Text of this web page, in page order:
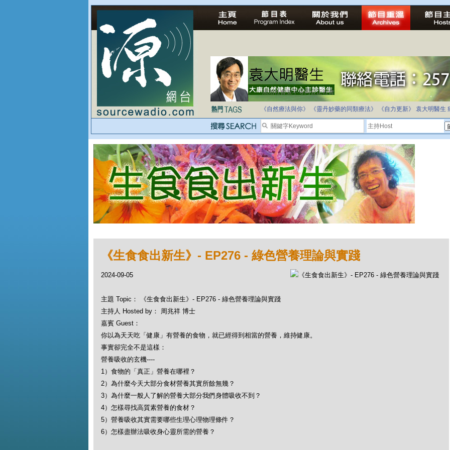
法治社會並不等同公正社會
自家教育合法化-推動多元化教育，全民學卷制
《自然療法與你》 《靈丹妙藥的同類療法》 《自力更新》 袁大明醫生
《生食食出新生》- EP276 - 綠色營養理論與實踐
2024-09-05
主題 Topic： 《生食食出新生》- EP276 - 綠色營養理論與實踐
主持人 Hosted by： 周兆祥 博士
嘉賓 Guest：
你以為天天吃「健康」有營養的食物，就已經得到相當的營養，維持健康。
事實卻完全不是這樣：
營養吸收的玄機----
1）食物的「真正」營養在哪裡？
2）為什麼今天大部分食材營養其實所餘無幾？
3）為什麼一般人了解的營養大部分我們身體吸收不到？
4）怎樣尋找高質素營養的食材？
5）營養吸收其實需要哪些生理心理物理條件？
6）怎樣盡辦法吸收身心靈所需的營養？